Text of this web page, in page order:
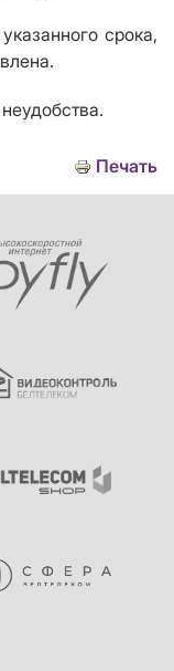
срока,
Печать